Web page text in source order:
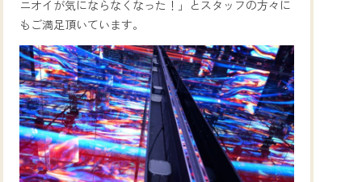
ニオイが気にならなくなった！」とスタッフの方々に
もご満足頂いています。